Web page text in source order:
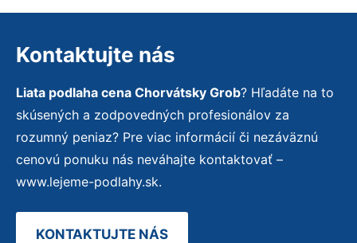
Kontaktujte nás
Liata podlaha cena Chorvátsky Grob? Hľadáte na to
skúsených a zodpovedných profesionálov za
rozumný peniaz? Pre viac informácií či nezáväznú
cenovú ponuku nás neváhajte kontaktovať –
www.lejeme-podlahy.sk.
KONTAKTUJTE NÁS